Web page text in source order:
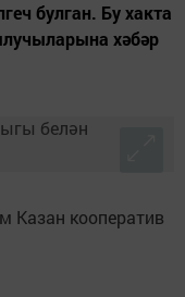
булган. Бу хакта
хәбәр
Казан кооператив